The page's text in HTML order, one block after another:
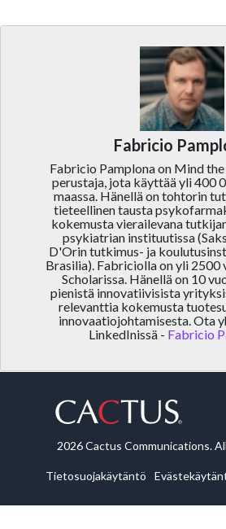
Fabricio
Fabricio Pamplona on Mind
perustaja, jota käyttää yli 400
maassa. Hänellä on tohtorin
tieteellinen tausta
kokemusta vierailevana
psykiatrian instituutissa
D'Orin tutkimus- ja
Brasilia). Fabriciolla on yli
Scholarissa. Hänellä on 10
pienistä innovatiivisista
relevanttia kokemusta
innovaatiojohtamisesta. Ota
LinkedInissä - Fabricio
2026 Cactus Communications.
Tietosuojakäytäntö